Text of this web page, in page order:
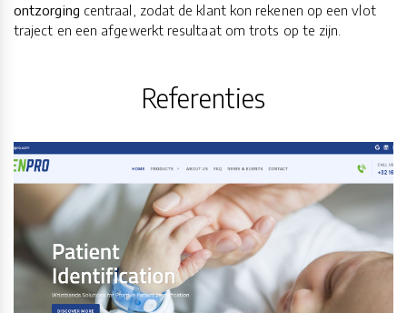
ontzorging centraal, zodat de klant kon rekenen op een vlot
traject en een afgewerkt resultaat om trots op te zijn.
Referenties